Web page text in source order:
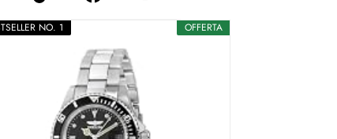
OFFERTA
NO. 1